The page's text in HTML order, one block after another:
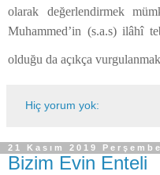
olarak değerlendirmek
Muhammed’in (s.a.s) ilâhî
olduğu da açıkça
Hiç yorum yok:
21 Kasım 2019 Perşembe
Bizim Evin Enteli